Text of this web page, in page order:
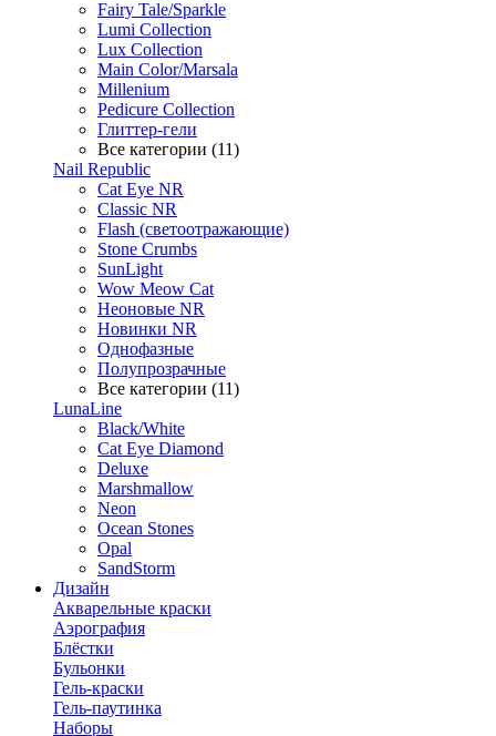
Fairy Tale/Sparkle
Lumi Collection
Lux Collection
Main Color/Marsala
Millenium
Pedicure Collection
Глиттер-гели
Все категории (11)
Nail Republic
Cat Eye NR
Classic NR
Flash (светоотражающие)
Stone Crumbs
SunLight
Wow Meow Cat
Неоновые NR
Новинки NR
Однофазные
Полупрозрачные
Все категории (11)
LunaLine
Black/White
Cat Eye Diamond
Deluxe
Marshmallow
Neon
Ocean Stones
Opal
SandStorm
Дизайн
Акварельные краски
Аэрография
Блёстки
Бульонки
Гель-краски
Гель-паутинка
Наборы